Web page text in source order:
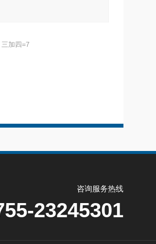
加四=7
咨询服务热线
23245301